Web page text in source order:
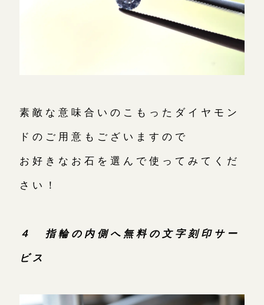
素敵な意味合いのこもったダイヤモン
ドのご用意もございますので
お好きなお石を選んで使ってみてくだ
さい！
４ 指輪の内側へ無料の文字刻印サー
ビス